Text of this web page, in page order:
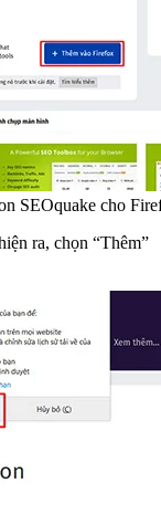
SEOquake cho
ra, chọn “Thêm”